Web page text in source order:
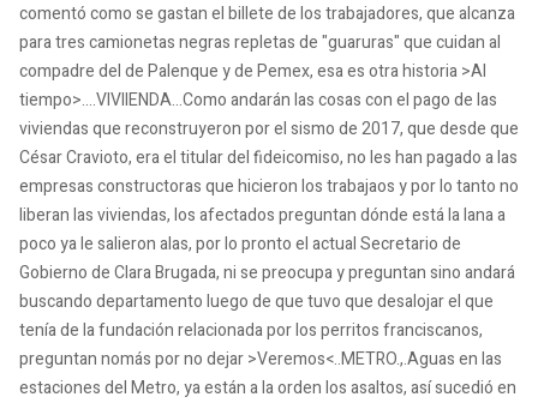
comentó como se gastan el billete de los trabajadores, que alcanza
para tres camionetas negras repletas de "guaruras" que cuidan al
compadre del de Palenque y de Pemex, esa es otra historia >Al
tiempo>....VIVIIENDA...Como andarán las cosas con el pago de las
viviendas que reconstruyeron por el sismo de 2017, que desde que
César Cravioto, era el titular del fideicomiso, no les han pagado a las
empresas constructoras que hicieron los trabajaos y por lo tanto no
liberan las viviendas, los afectados preguntan dónde está la lana a
poco ya le salieron alas, por lo pronto el actual Secretario de
Gobierno de Clara Brugada, ni se preocupa y preguntan sino andará
buscando departamento luego de que tuvo que desalojar el que
tenía de la fundación relacionada por los perritos franciscanos,
preguntan nomás por no dejar >Veremos<..METRO.,.Aguas en las
estaciones del Metro, ya están a la orden los asaltos, así sucedió en